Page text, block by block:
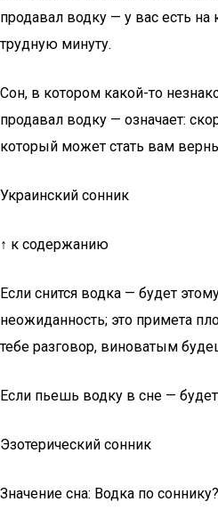
продавал водку — у вас есть на
трудную минуту.
Сон, в котором какой-то
продавал водку — означает:
который может стать вам
Украинский сонник
↑ к содержанию
Если снится водка — будет
неожиданность; это примета
тебе разговор, виноватым
Если пьешь водку в сне —
Эзотерический сонник
Значение сна: Водка по соннику?